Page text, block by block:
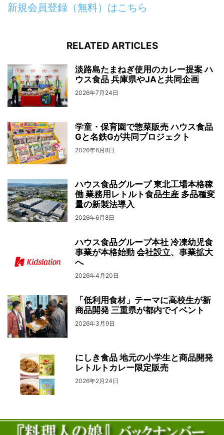
新規会員登録（無料）はこちら
RELATED ARTICLES
淡路島たまねぎ使用のカレー提案 ハ
ウス食品 兵庫県やJAと共同企画
2026年7月24日
学童・保育園で惣菜販売 ハウス食品
Gと名鉄Gが共同プロジェクト
2026年6月8日
ハウス食品グループ 東北工場本格稼
働 業務用レトルト食品生産 多品種変
量の新製法導入
2026年6月8日
ハウス食品グループ本社 冷凍幼児食
事業が本格始動 会社設立、事業拡大
へ
2026年4月20日
「低利用食材」テーマに高校生が新
商品開発 三重県が都内でイベント
2026年3月9日
にしき食品 地元の小学生と商品開発
レトルトカレー限定販売
2026年2月24日